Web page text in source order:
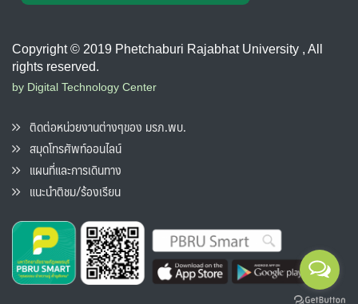
Copyright © 2019 Phetchaburi Rajabhat University , All
rights reserved.
by Digital Technology Center
ติดต่อหน่วยงานต่างๆของ มรภ.พบ.
สมุดโทรศัพท์ออนไลน์
แผนที่และการเดินทาง
แนะนำติชม/ร้องเรียน